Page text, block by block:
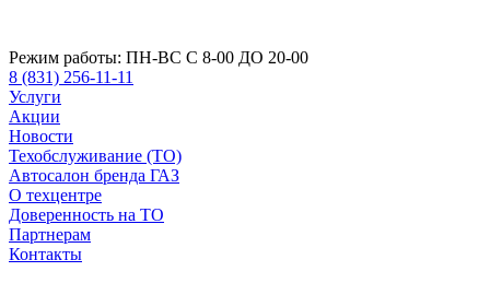
Режим работы: ПН-ВС С 8-00 ДО 20-00
8 (831) 256-11-11
Услуги
Акции
Новости
Техобслуживание (ТО)
Автосалон бренда ГАЗ
О техцентре
Доверенность на ТО
Партнерам
Контакты